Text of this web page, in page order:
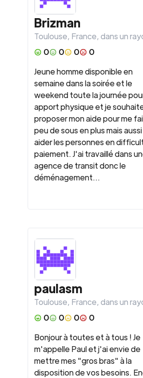
Brizman
Toulouse, France, dans un
0
0 0
0
Jeune homme disponible en
semaine dans la soirée et le
weekend toute la journée
apport physique et je
proposer mon aide pour me
peu de sous en plus mais
aider les personnes en
paiement. J'ai travaillé dans
agence de transit donc le
déménagement...
paulasm
Toulouse, France, dans un
0
0 0
0
Bonjour à toutes et à tous ! Je
m'appelle Paul et j'ai envie de
mettre mes "gros bras" à la
disposition de vos besoins.